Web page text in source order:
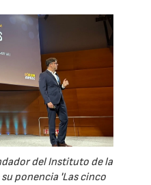
del Instituto de la
ponencia 'Las cinco